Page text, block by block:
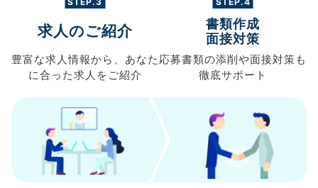
求人のご紹介
豊富な求人情報から、 あなた
に合った求人を ご紹介
書類作成
面接対策
応募書類の添削や面接対策も
徹底サポート